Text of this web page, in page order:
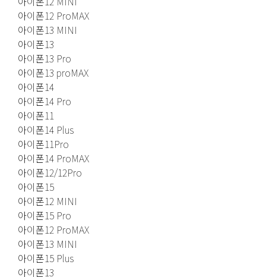
아이폰12 ProMAX
아이폰13 MINI
아이폰13
아이폰13 Pro
아이폰13 proMAX
아이폰14
아이폰14 Pro
아이폰11
아이폰14 Plus
아이폰11Pro
아이폰14 ProMAX
아이폰12/12Pro
아이폰15
아이폰12 MINI
아이폰15 Pro
아이폰12 ProMAX
아이폰13 MINI
아이폰15 Plus
아이폰13